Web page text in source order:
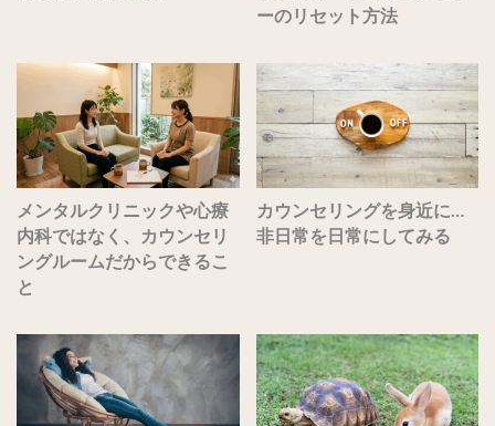
ーのリセット方法
メンタルクリニックや心療
内科ではなく、カウンセリ
ングルームだからできるこ
と
カウンセリングを身近に…
非日常を日常にしてみる